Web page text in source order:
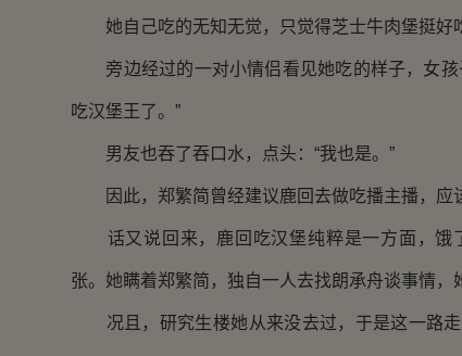
她自己吃的无知无觉，只觉得芝士牛肉堡挺好
旁边经过的一对小情侣看见她吃的样子，女孩
吃汉堡王了。”
男友也吞了吞口水，点头：“我也是。”
因此，郑繁简曾经建议鹿回去做吃播主播，应
话又说回来，鹿回吃汉堡纯粹是一方面，饿
张。她瞒着郑繁简，独自一人去找朗承舟谈事情，
况且，研究生楼她从来没去过，于是这一路走